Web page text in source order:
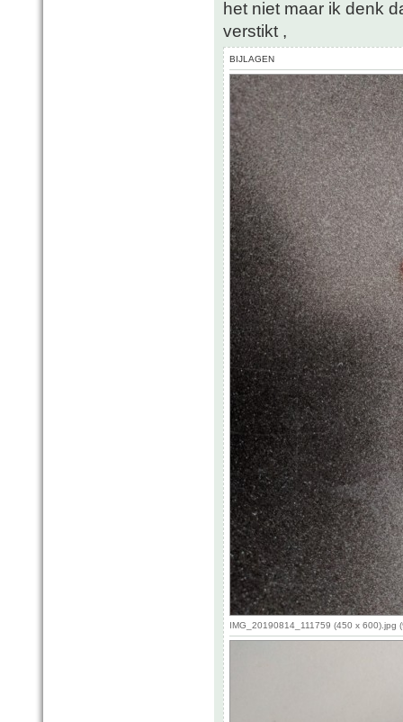
het niet maar ik denk
verstikt ,
BIJLAGEN
IMG_20190814_111759 (450 x 600).jpg